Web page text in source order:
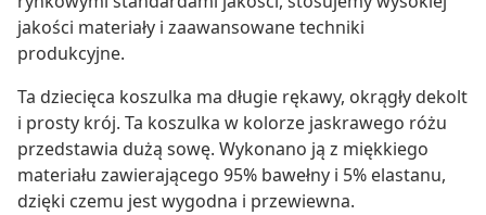
jakości materiały i zaawansowane techniki
produkcyjne.
Ta dziecięca koszulka ma długie rękawy, okrągły dekolt
i prosty krój. Ta koszulka w kolorze jaskrawego różu
przedstawia dużą sowę. Wykonano ją z miękkiego
materiału zawierającego 95% bawełny i 5% elastanu,
dzięki czemu jest wygodna i przewiewna.